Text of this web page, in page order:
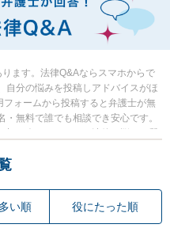
ます。法律Q&Aならスマホからで
自分の悩みを投稿しアドバイスがほ
ォームから投稿すると弁護士が無
無料で誰でも相談でき安心です。
。 今すぐあなたの法律の悩み・質
い順 役にたった順